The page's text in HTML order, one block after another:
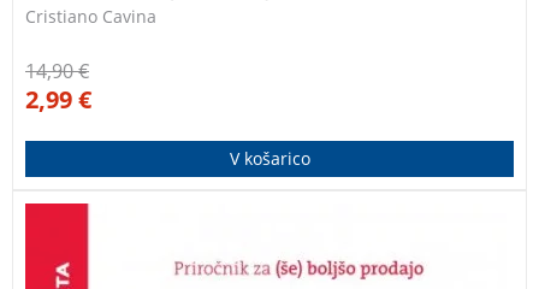
Cristiano Cavina
14,90€
2,99€
V košarico
nasveti pomaga povečati prodajo in izboljšati